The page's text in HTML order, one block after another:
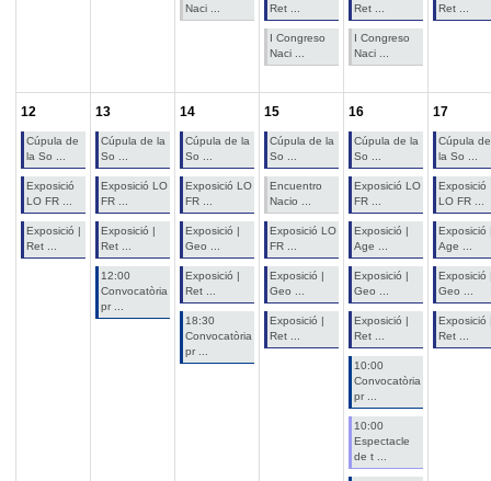
Naci ...
Ret ...
I Congreso
Naci ...
Ret ...
I Congreso
Naci ...
Ret ...
12
Cúpula de
la So ...
Exposició
LO FR ...
Exposició |
Ret ...
13
Cúpula de la
So ...
Exposició LO
FR ...
Exposició |
Ret ...
12:00
Convocatòria
pr ...
14
Cúpula de la
So ...
Exposició LO
FR ...
Exposició |
Geo ...
Exposició |
Ret ...
18:30
Convocatòria
pr ...
15
Cúpula de la
So ...
Encuentro
Nacio ...
Exposició LO
FR ...
Exposició |
Geo ...
Exposició |
Ret ...
16
Cúpula de la
So ...
Exposició LO
FR ...
Exposició |
Age ...
Exposició |
Geo ...
Exposició |
Ret ...
10:00
Convocatòria
pr ...
10:00
Espectacle
de t ...
17
Cúpula de
la So ...
Exposició
LO FR ...
Exposició
Age ...
Exposició
Geo ...
Exposició
Ret ...